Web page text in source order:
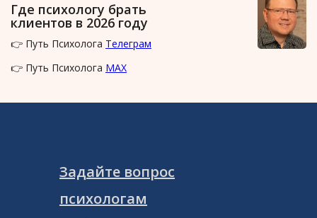
Где психологу брать
клиентов в 2026 году
👉 Путь Психолога Телеграм
👉 Путь Психолога MAX
Задайте вопрос
психологам